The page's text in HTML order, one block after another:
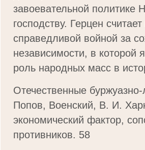
завоевательной политике
господству. Герцен
справедливой войной за
независимости, в которой
роль народных масс в
Отечественные
Попов, Военский, В. И.
экономический фактор,
противников. 58